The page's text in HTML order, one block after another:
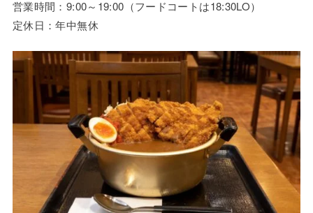
営業時間：9:00～19:00（フードコートは18:30LO）
定休日：年中無休